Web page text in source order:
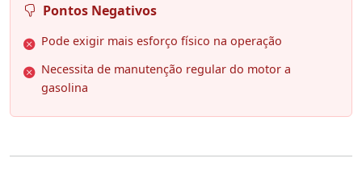
Pontos Negativos
Pode exigir mais esforço físico na operação
Necessita de manutenção regular do motor a
gasolina